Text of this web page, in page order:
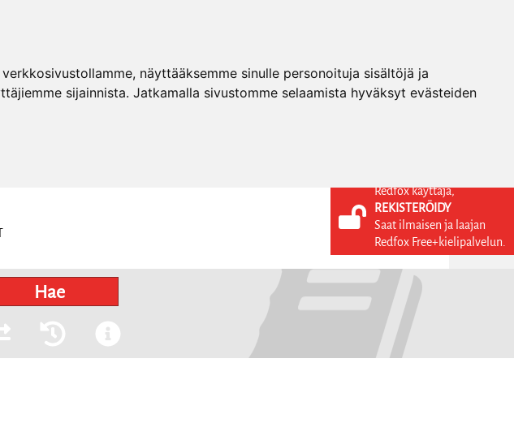
näyttääksemme sinulle personoituja sisältöjä ja
sijainnista. Jatkamalla sivustomme selaamista hyväksyt evästeiden
KIRJAUDU SISÄÄN
REKISTERÖIDY
Hae
Redfox käyttäjä,
REKISTERÖIDY
Saat ilmaisen ja laajan
Redfox Free+kielipalvelun.